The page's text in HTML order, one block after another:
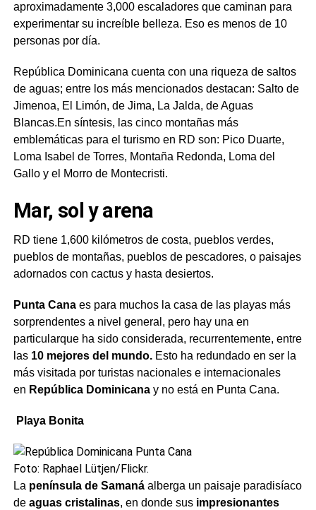
aproximadamente 3,000 escaladores que caminan para
experimentar su increíble belleza. Eso es menos de 10
personas por día.
República Dominicana cuenta con una riqueza de saltos
de aguas; entre los más mencionados destacan: Salto de
Jimenoa, El Limón, de Jima, La Jalda, de Aguas
Blancas.En síntesis, las cinco montañas más
emblemáticas para el turismo en RD son: Pico Duarte,
Loma Isabel de Torres, Montaña Redonda, Loma del
Gallo y el Morro de Montecristi.
Mar, sol y arena
RD tiene 1,600 kilómetros de costa, pueblos verdes,
pueblos de montañas, pueblos de pescadores, o paisajes
adornados con cactus y hasta desiertos.
Punta Cana es para muchos la casa de las playas más
sorprendentes a nivel general, pero hay una en
particularque ha sido considerada, recurrentemente, entre
las 10 mejores del mundo.Esto ha redundado en ser la
más visitada por turistas nacionales e internacionales
en República Dominicanay no está en Punta Cana.
Playa Bonita
Foto: Raphael Lütjen/Flickr.
La península de Samanáalberga un paisaje paradisíaco
de aguas cristalinas, en donde sus impresionantes